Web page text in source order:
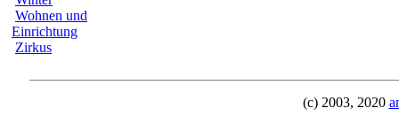
Wohnen und
Einrichtung
Zirkus
(c) 2003, 2020